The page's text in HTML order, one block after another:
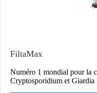
FiltaMax
Numéro 1 mondial pour la
Cryptosporidium et Giardia